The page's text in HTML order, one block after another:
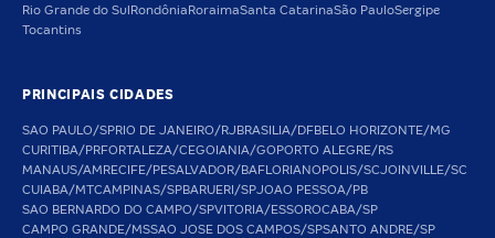
Rio Grande do Sul Rondônia RoraimaSanta CatarinaSão PauloSergipe
Tocantins
PRINCIPAIS CIDADES
SAO PAULO/SPRIO DE JANEIRO/RJBRASILIA/DFBELO HORIZONTE/MG
CURITIBA/PRFORTALEZA/CEGOIANIA/GOPORTO ALEGRE/RS
MANAUS/AMRECIFE/PESALVADOR/BAFLORIANOPOLIS/SCJOINVILLE/SC
CUIABA/MTCAMPINAS/SPBARUERI/SPJOAO PESSOA/PB
SAO BERNARDO DO CAMPO/SPVITORIA/ESSOROCABA/SP
CAMPO GRANDE/MSSAO JOSE DOS CAMPOS/SPSANTO ANDRE/SP